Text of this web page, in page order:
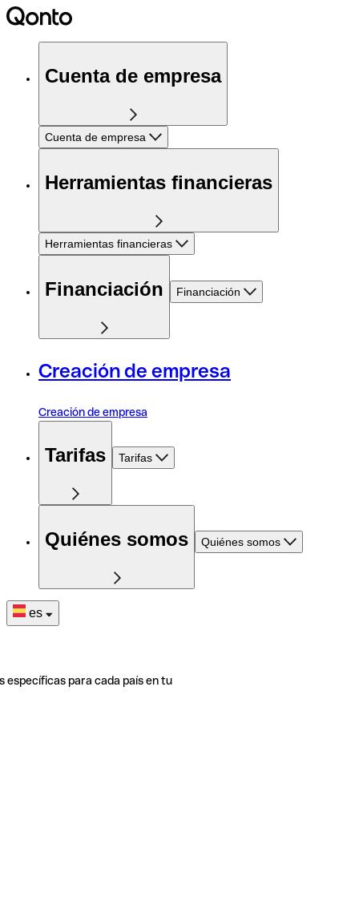
Cuenta de empresa
Cuenta de empresa
Herramientas financieras
Herramientas financieras
Financiación Financiación
Creación de empresa
Creación de empresa
Tarifas Tarifas
Quiénes somos Quiénes somos
es
específicas para cada país en tu